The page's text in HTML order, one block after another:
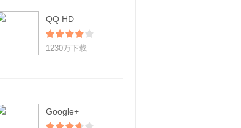
QQ HD
1230万下载
Google+